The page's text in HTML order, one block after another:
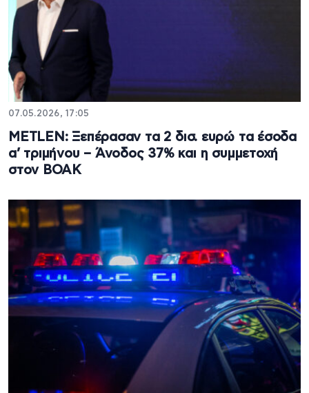
07.05.2026, 17:05
METLEN: Ξεπέρασαν τα 2 δισ. ευρώ τα έσοδα
α’ τριμήνου – Άνοδος 37% και η συμμετοχή
στον ΒΟΑΚ